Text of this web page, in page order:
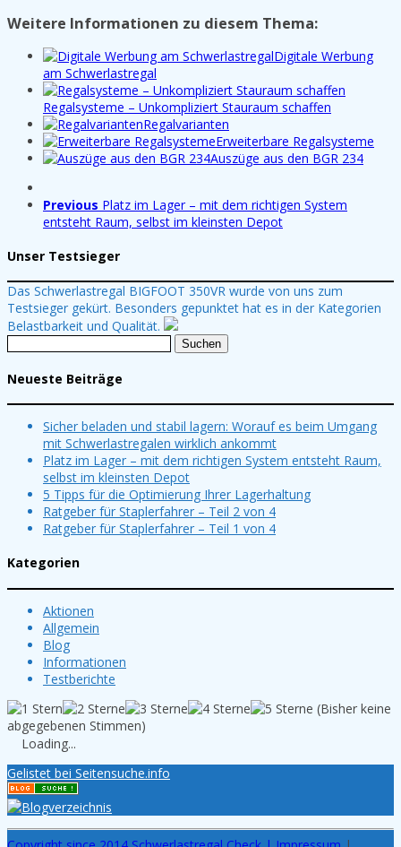
Weitere Informationen zu diesem Thema:
Digitale Werbung
am Schwerlastregal
Regalsysteme – Unkompliziert Stauraum schaffen
Regalvarianten
Erweiterbare Regalsysteme
Auszüge aus den BGR 234
Previous Platz im Lager – mit dem richtigen System
entsteht Raum, selbst im kleinsten Depot
Unser Testsieger
Das Schwerlastregal BIGFOOT 350VR wurde von uns zum
Testsieger gekürt. Besonders gepunktet hat es in der Kategorien
Belastbarkeit und Qualität.
Neueste Beiträge
Sicher beladen und stabil lagern: Worauf es beim Umgang
mit Schwerlastregalen wirklich ankommt
Platz im Lager – mit dem richtigen System entsteht Raum,
selbst im kleinsten Depot
5 Tipps für die Optimierung Ihrer Lagerhaltung
Ratgeber für Staplerfahrer – Teil 2 von 4
Ratgeber für Staplerfahrer – Teil 1 von 4
Kategorien
Aktionen
Allgemein
Blog
Informationen
Testberichte
(Bisher keine
abgegebenen Stimmen)
Loading...
Gelistet bei Seitensuche.info